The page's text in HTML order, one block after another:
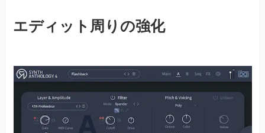
エディット周りの強化